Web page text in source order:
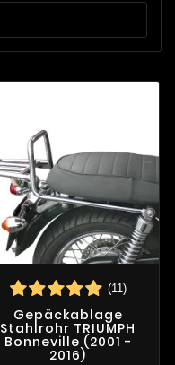
(11)
Gepäckablage
Stahlrohr TRIUMPH
Bonneville (2001 -
2016)